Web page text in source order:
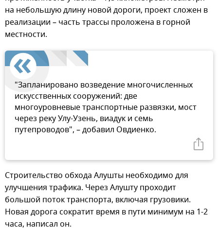
на небольшую длину новой дороги, проект сложен в
реализации – часть трассы проложена в горной
местности.
"Запланировано возведение многочисленных
искусственных сооружений: две
многоуровневые транспортные развязки, мост
через реку Улу-Узень, виадук и семь
путепроводов", – добавил Овдиенко.
Строительство обхода Алушты необходимо для
улучшения трафика. Через Алушту проходит
большой поток транспорта, включая грузовики.
Новая дорога сократит время в пути минимум на 1-2
часа, написал он.